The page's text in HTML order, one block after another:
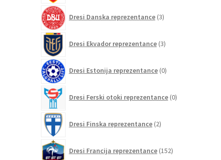
Dresi Danska reprezentance 3izdelki
Dresi Ekvador reprezentance 3izdelki
Dresi Estonija reprezentance 0izdelkov
Dresi Ferski otoki reprezentance 0izdelkov
Dresi Finska reprezentance 2izdelka
Dresi Francija reprezentance 152izdelkov